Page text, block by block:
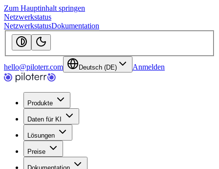
Zum Hauptinhalt springen
Netzwerkstatus
NetzwerkstatusDokumentation
hello@piloterr.com Deutsch (DE) Anmelden
Produkte
Daten für KI
Lösungen
Preise